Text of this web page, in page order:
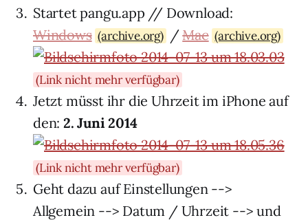
Startet pangu.app // Download:
Windows (archive.org)/Mac (archive.org)
(Link nicht mehr verfügbar)
Jetzt müsst ihr die Uhrzeit im iPhone auf
den: 2. Juni 2014
(Link nicht mehr verfügbar)
Geht dazu auf Einstellungen -->
Allgemein --> Datum / Uhrzeit --> und